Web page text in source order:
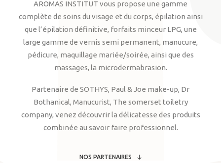
AROMAS INSTITUT vous propose une gamme
complète de soins du visage et du corps, épilation ainsi
que l’épilation définitive, forfaits minceur LPG, une
large gamme de vernis semi permanent, manucure,
pédicure, maquillage mariée/soirée, ainsi que des
massages, la microdermabrasion.
Partenaire de SOTHYS, Paul & Joe make-up, Dr
Bothanical, Manucurist, The somerset toiletry
company, venez découvrir la délicatesse des produits
combinée au savoir faire professionnel.
NOS PARTENAIRES